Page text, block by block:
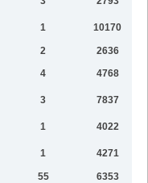
1 10170
2 2636
4 4768
3 7837
1 4022
1 4271
55 6353